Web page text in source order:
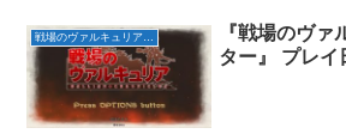
戦場のヴァルキュリア リマスター
『戦場のヴァ
ター』 プレイ